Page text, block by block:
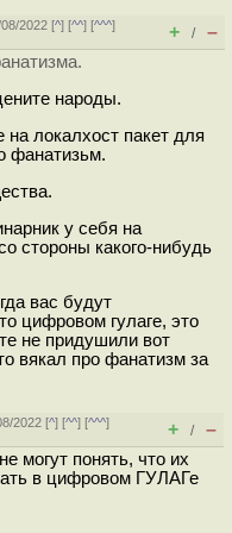
2022 [^] [^^] [^^^]
+ / –
народы.
на локалхост пакет для
фанатизьм.
у себя на
стороны какого-нибудь
вас будут
цифровом гулаге, это
не придушили вот
вякал про фанатизм за
2022 [^] [^^] [^^^]
+ / –
могут понять, что их
в цифровом ГУЛАГе